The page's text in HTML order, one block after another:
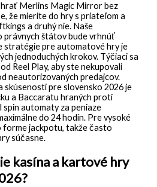
hrať Merlins Magic Mirror bez
že mierite do hry s priateľom a
a druhý nie. Naše
právnych štátov bude vrhnúť
stratégie pre automatové hry je
jednoduchých krokov. Týčiaci sa
Reel Play, aby ste nekupovali
neautorizovaných predajcov.
skúsenosti pre slovensko 2026 je
a Baccaratu hraných proti
automaty za peniaze
do 24 hodín. Pre vysoké
forme jackpotu, takže často
súčasne.
kasína a kartové hry